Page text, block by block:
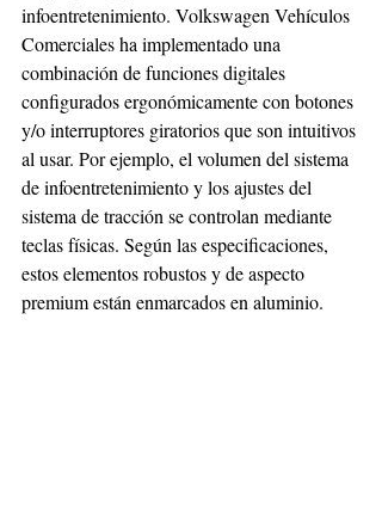
infoentretenimiento. Volkswagen Vehículos
Comerciales ha implementado una
combinación de funciones digitales
configurados ergonómicamente con botones
y/o interruptores giratorios que son intuitivos
al usar. Por ejemplo, el volumen del sistema
de infoentretenimiento y los ajustes del
sistema de tracción se controlan mediante
teclas físicas. Según las especificaciones,
estos elementos robustos y de aspecto
premium están enmarcados en aluminio.